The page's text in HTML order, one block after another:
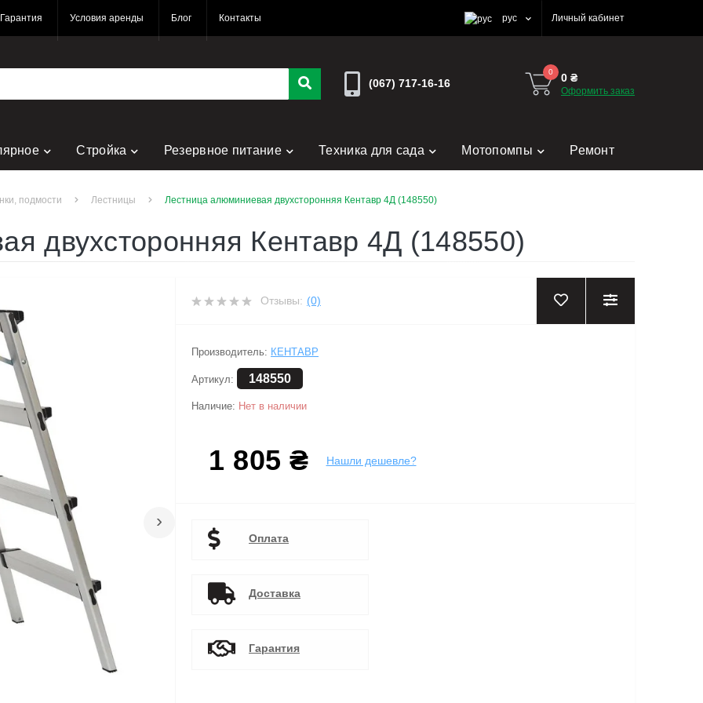
Гарантия Условия аренды Блог Контакты рус Личный кабинет
(067) 717-16-16
0 0 ₴
Оформить заказ
Стройка Резервное питание Техника для сада Мотопомпы Ремонт
подмости Лестницы Лестница алюминиевая двухсторонняя Кентавр 4Д (148550)
двухсторонняя Кентавр 4Д (148550)
›
Отзывы: (0)
Производитель: КЕНТАВР
Артикул: 148550
Наличие: Нет в наличии
1 805 ₴ Нашли дешевле?
Оплата
Доставка
Гарантия